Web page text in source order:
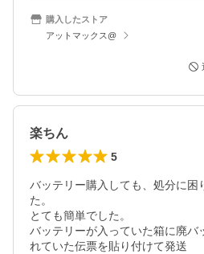
購入したストア
アットマックス@
楽ちん
5
バッテリー購入しても、処分に困
た。
とても簡単でした。
バッテリーが入っていた箱に廃バ
れていた伝票を貼り付けて発送